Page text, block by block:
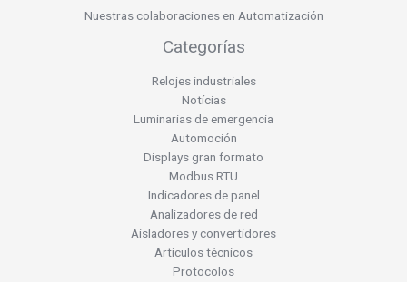
Nuestras colaboraciones en Automatización
Categorías
Relojes industriales
Notícias
Luminarias de emergencia
Automoción
Displays gran formato
Modbus RTU
Indicadores de panel
Analizadores de red
Aisladores y convertidores
Artículos técnicos
Protocolos